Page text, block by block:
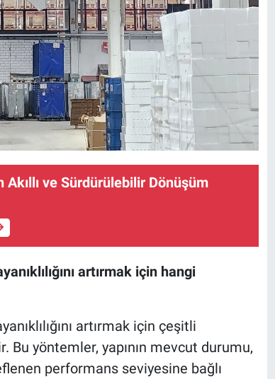
Akıllı ve Sürdürülebilir Dönüşüm
artırmak için hangi
artırmak için çeşitli
yöntemler, yapının mevcut durumu,
performans seviyesine bağlı